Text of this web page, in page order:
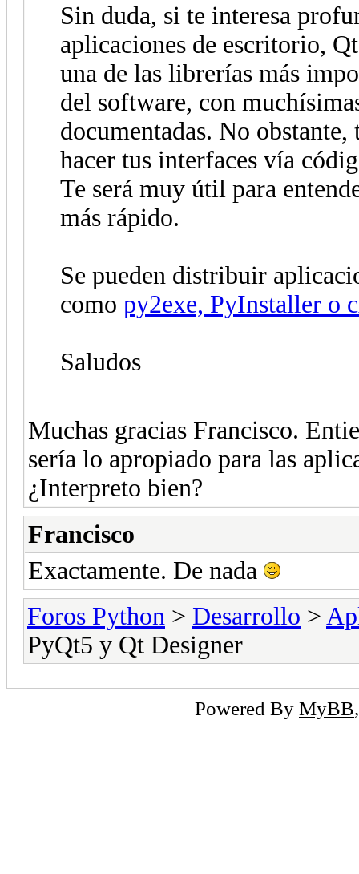
Sin duda, si te interesa
aplicaciones de escritorio,
una de las librerías más
del software, con
documentadas. No
hacer tus interfaces vía
Te será muy útil para
más rápido.
Se pueden distribuir
como py2exe, PyInstaller o
Saludos
Muchas gracias Francisco.
sería lo apropiado para las
¿Interpreto bien?
Francisco
Exactamente. De nada
Foros Python > Desarrollo >
PyQt5 y Qt Designer
Powered By MyBB